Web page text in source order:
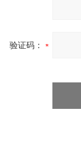
验证码：